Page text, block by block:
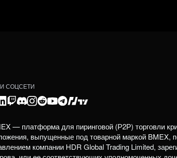
СОЦСЕТИ
— платформа для пиринговой (Р2Р) торговли
выпущенные под товарной маркой BMEX,
компании HDR Global Trading Limited,